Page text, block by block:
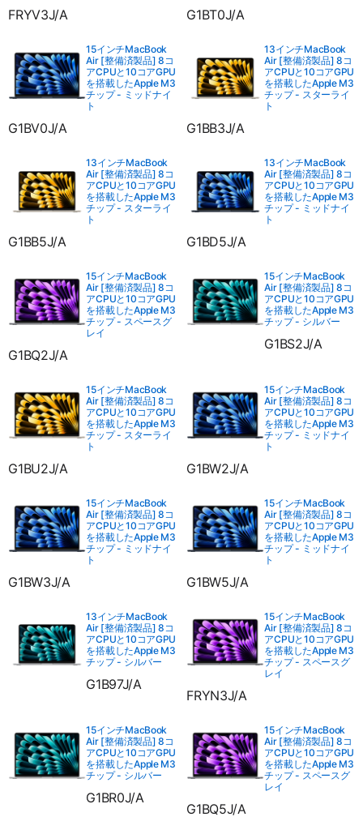
FRYV3J/A G1BT0J/A
15インチMacBook
Air [整備済製品] 8コ
アCPUと10コアGPU
を搭載したApple M3
チップ - ミッドナイ
ト
G1BV0J/A
13インチMacBook
Air [整備済製品] 8コ
アCPUと10コアGPU
を搭載したApple M3
チップ - スターライ
ト
G1BB3J/A
13インチMacBook
Air [整備済製品] 8コ
アCPUと10コアGPU
を搭載したApple M3
チップ - スターライ
ト
G1BB5J/A
13インチMacBook
Air [整備済製品] 8コ
アCPUと10コアGPU
を搭載したApple M3
チップ - ミッドナイ
ト
G1BD5J/A
15インチMacBook
Air [整備済製品] 8コ
アCPUと10コアGPU
を搭載したApple M3
チップ - スペースグ
レイ
G1BQ2J/A
15インチMacBook
Air [整備済製品] 8コ
アCPUと10コアGPU
を搭載したApple M3
チップ - シルバー
G1BS2J/A
15インチMacBook
Air [整備済製品] 8コ
アCPUと10コアGPU
を搭載したApple M3
チップ - スターライ
ト
G1BU2J/A
15インチMacBook
Air [整備済製品] 8コ
アCPUと10コアGPU
を搭載したApple M3
チップ - ミッドナイ
ト
G1BW2J/A
15インチMacBook
Air [整備済製品] 8コ
アCPUと10コアGPU
を搭載したApple M3
チップ - ミッドナイ
ト
G1BW3J/A
15インチMacBook
Air [整備済製品] 8コ
アCPUと10コアGPU
を搭載したApple M3
チップ - ミッドナイ
ト
G1BW5J/A
13インチMacBook
Air [整備済製品] 8コ
アCPUと10コアGPU
を搭載したApple M3
チップ - シルバー
G1B97J/A
15インチMacBook
Air [整備済製品] 8コ
アCPUと10コアGPU
を搭載したApple M3
チップ - スペースグ
レイ
FRYN3J/A
15インチMacBook
Air [整備済製品] 8コ
アCPUと10コアGPU
を搭載したApple M3
チップ - シルバー
G1BR0J/A
15インチMacBook
Air [整備済製品] 8コ
アCPUと10コアGPU
を搭載したApple M3
チップ - スペースグ
レイ
G1BQ5J/A